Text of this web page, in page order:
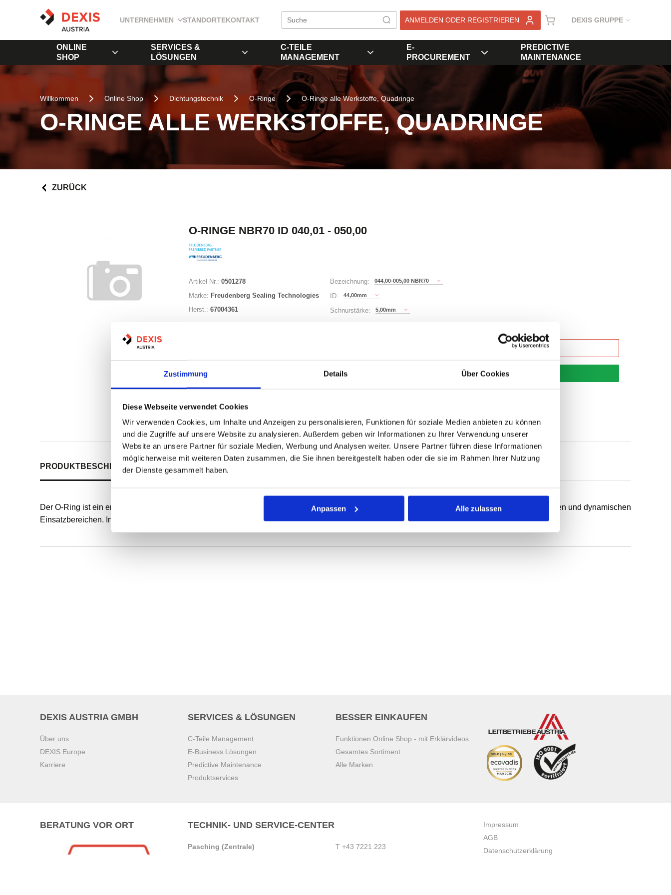
Zustimmung Details Über Cookies
Diese Webseite verwendet Cookies
Wir verwenden Cookies, um Inhalte und Anzeigen zu personalisieren, Funktionen für soziale Medien anbieten zu können
und die Zugriffe auf unsere Website zu analysieren. Außerdem geben wir Informationen zu Ihrer Verwendung unserer
Website an unsere Partner für soziale Medien, Werbung und Analysen weiter. Unsere Partner führen diese Informationen
möglicherweise mit weiteren Daten zusammen, die Sie ihnen bereitgestellt haben oder die sie im Rahmen Ihrer Nutzung
der Dienste gesammelt haben.
Anpassen Alle zulassen
UNTERNEHMEN STANDORTEKONTAKT ANMELDEN ODER REGISTRIEREN DEXIS GRUPPE
ONLINE
SHOP
SERVICES &
LÖSUNGEN
C-TEILE
MANAGEMENT
E-
PROCUREMENT
PREDICTIVE
MAINTENANCE
Willkommen Online Shop Dichtungstechnik O-Ringe O-Ringe alle Werkstoffe, Quadringe
O-RINGE ALLE WERKSTOFFE, QUADRINGE
ZURÜCK
O-RINGE NBR70 ID 040,01 - 050,00
Artikel Nr.: 0501278
Marke: Freudenberg Sealing Technologies
Herst.: 67004361
Bezeichnung: 044,00-005,00 NBR70
ID: 44,00mm
Schnurstärke: 5,00mm
Lager anzeigen
Print
PRODUKTBESCHREIBUNG ALLE SPEZIFIKATIONEN
Der O-Ring ist ein endlos formvulkanisierter, runder Dichtring mit kreisförmigem Querschnitt für die unterschiedlichsten Anwendungsfälle in statischen und dynamischen
Einsatzbereichen. Innendurchmesser und Schnurstärke definieren die Abmessungen.
DEXIS AUSTRIA GMBH
Über uns
DEXIS Europe
Karriere
SERVICES & LÖSUNGEN
C-Teile Management
E-Business Lösungen
Predictive Maintenance
Produktservices
BESSER EINKAUFEN
Funktionen Online Shop - mit Erklärvideos
Gesamtes Sortiment
Alle Marken
BERATUNG VOR ORT TECHNIK- UND SERVICE-CENTER
Pasching (Zentrale)
T +43 7221 223
Impressum
AGB
Datenschutzerklärung